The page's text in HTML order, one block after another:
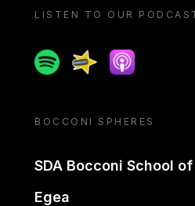
LISTEN TO OUR
SpotifySpreakerApple podcast
BOCCONI SPHERES
SDA Bocconi School
Egea